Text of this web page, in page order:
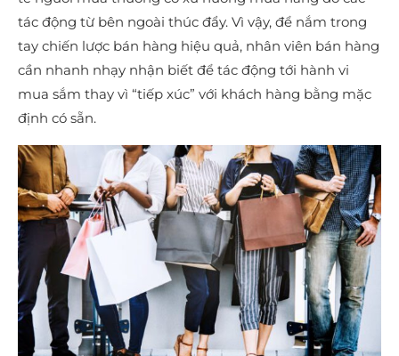
tác động từ bên ngoài thúc đẩy. Vì vậy, để nắm trong
tay chiến lược bán hàng hiệu quả, nhân viên bán hàng
cần nhanh nhạy nhận biết để tác động tới hành vi
mua sắm thay vì “tiếp xúc” với khách hàng bằng mặc
định có sẵn.